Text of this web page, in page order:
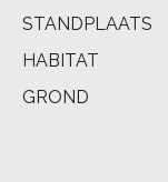
STANDPLAATS
HABITAT
GROND